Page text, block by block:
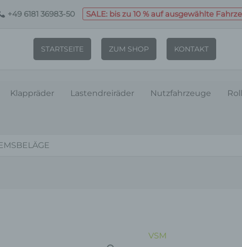
+49 6181 36983-50 SALE: bis zu 10 % auf ausgewählte
STARTSEITE ZUM SHOP KONTAKT
Klappräder Lastendreiräder Nutzfahrzeuge
VSM
VSM